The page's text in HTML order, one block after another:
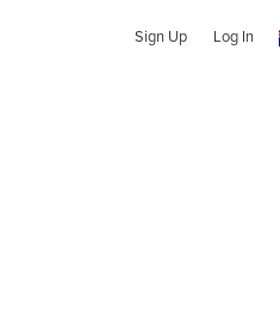
Sign Up Log In